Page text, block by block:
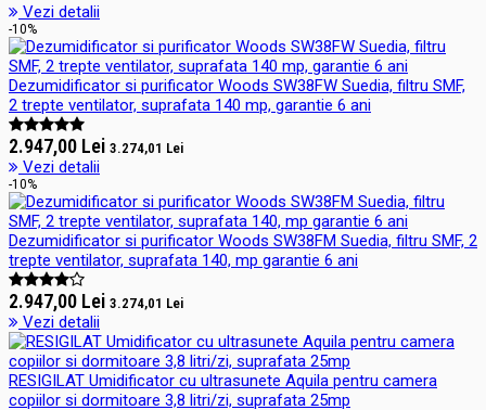
Vezi detalii
-10%
Dezumidificator si purificator Woods SW38FW Suedia, filtru SMF,
2 trepte ventilator, suprafata 140 mp, garantie 6 ani
2.947,00 Lei 3.274,01 Lei
Vezi detalii
-10%
Dezumidificator si purificator Woods SW38FM Suedia, filtru SMF, 2
trepte ventilator, suprafata 140, mp garantie 6 ani
2.947,00 Lei 3.274,01 Lei
Vezi detalii
RESIGILAT Umidificator cu ultrasunete Aquila pentru camera
copiilor si dormitoare 3,8 litri/zi, suprafata 25mp